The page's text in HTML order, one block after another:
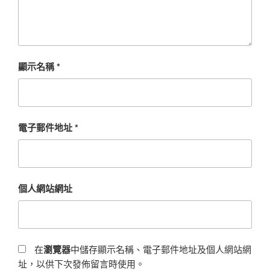
顯示名稱*
電子郵件地址*
個人網站網址
在瀏覽器中儲存顯示名稱、電子郵件地址及個人網站網
址，以供下次發佈留言時使用。